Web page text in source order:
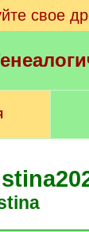
свое